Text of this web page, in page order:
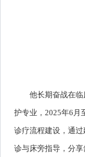
他长期奋战在
护专业，2025年6月
诊疗流程建设，通
诊与床旁指导，分